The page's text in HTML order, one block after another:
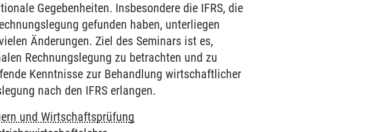
Gegebenheiten. Insbesondere die IFRS, die
gefunden haben, unterliegen
Änderungen. Ziel des Seminars ist es,
Rechnungslegung zu betrachten und zu
Kenntnisse zur Behandlung wirtschaftlicher
nach den IFRS erlangen.
und Wirtschaftsprüfung